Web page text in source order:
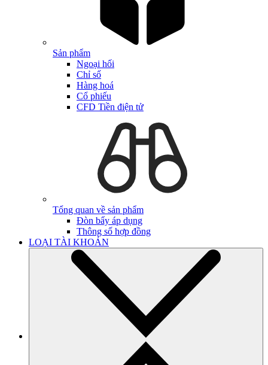
Sản phẩm
Ngoại hối
Chỉ số
Hàng hoá
Cổ phiếu
CFD Tiền điện tử
Tổng quan về sản phẩm
Đòn bẩy áp dụng
Thông số hợp đồng
LOẠI TÀI KHOẢN